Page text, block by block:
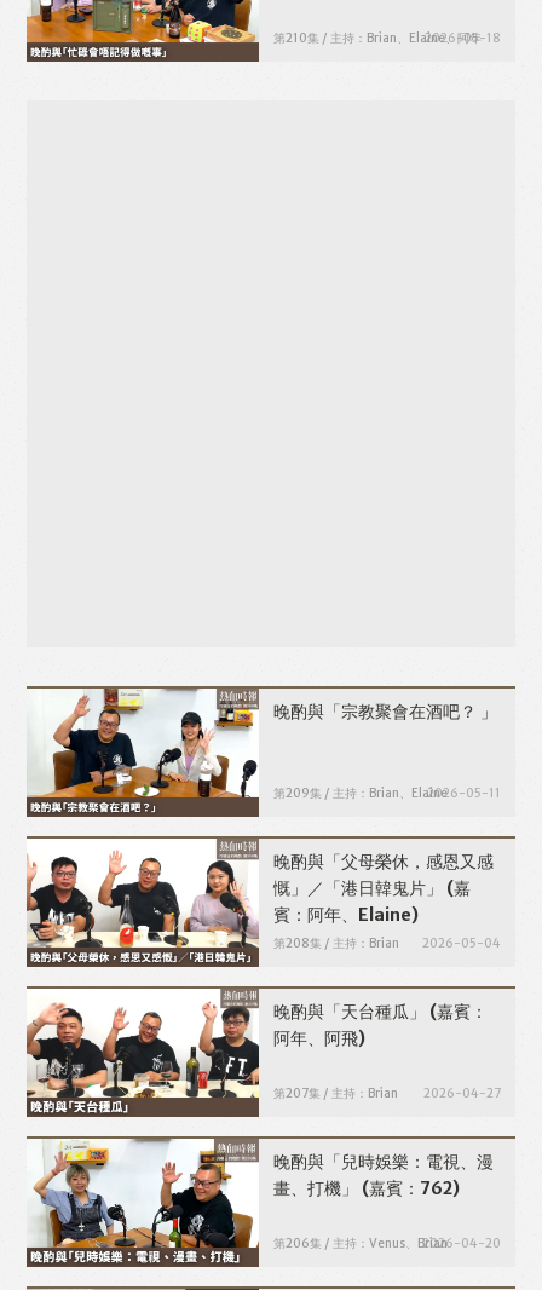
WhatsApp
第210集 / 主持：Brian、Elaine、阿年
2026-05-18
晚酌與「宗教聚會在酒吧？ 」
第209集 / 主持：Brian、Elaine2026-05-11
晚酌與「父母榮休，感恩又感
慨」／「港日韓鬼片」
(嘉
賓：阿年、Elaine)
第208集 / 主持：Brian 2026-05-04
晚酌與「天台種瓜」
(嘉賓：
阿年、阿飛)
第207集 / 主持：Brian 2026-04-27
晚酌與「兒時娛樂：電視、漫
畫、打機」
(嘉賓：762)
第206集 / 主持：Venus、Brian2026-04-20